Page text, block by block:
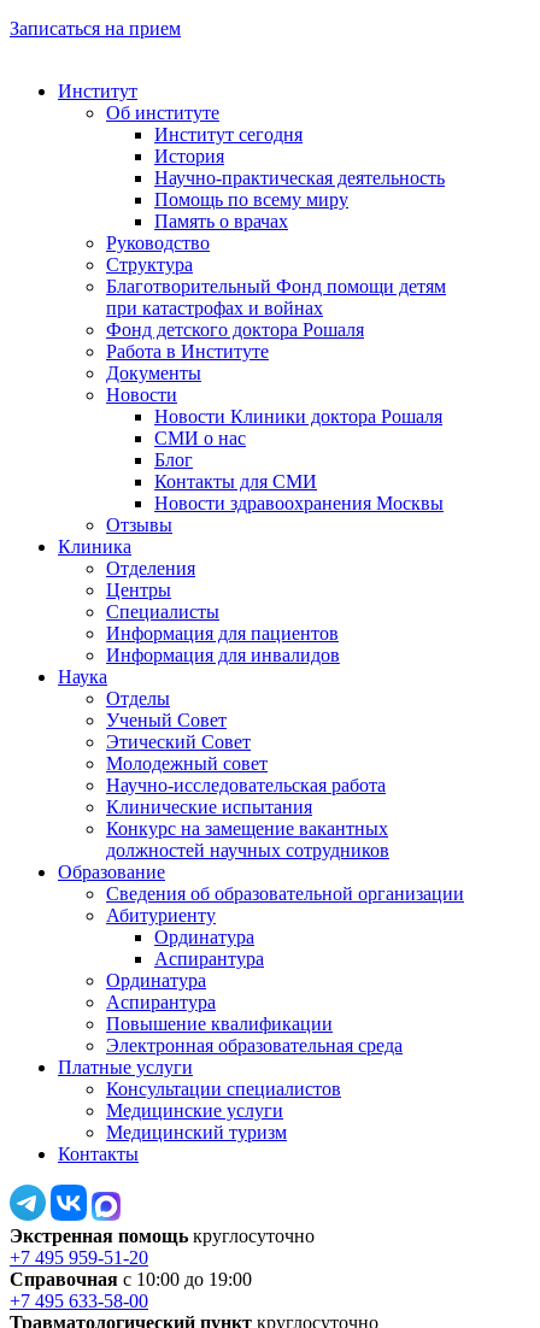
Записаться на прием
Институт
Об институте
Институт сегодня
История
Научно-практическая деятельность
Помощь по всему миру
Память о врачах
Руководство
Структура
Благотворительный Фонд помощи детям
при катастрофах и войнах
Фонд детского доктора Рошаля
Работа в Институте
Документы
Новости
Новости Клиники доктора Рошаля
СМИ о нас
Блог
Контакты для СМИ
Новости здравоохранения Москвы
Отзывы
Клиника
Отделения
Центры
Специалисты
Информация для пациентов
Информация для инвалидов
Наука
Отделы
Ученый Совет
Этический Совет
Молодежный совет
Научно-исследовательская работа
Клинические испытания
Конкурс на замещение вакантных
должностей научных сотрудников
Образование
Сведения об образовательной организации
Абитуриенту
Ординатура
Аспирантура
Ординатура
Аспирантура
Повышение квалификации
Электронная образовательная среда
Платные услуги
Консультации специалистов
Медицинские услуги
Медицинский туризм
Контакты
Экстренная помощь круглосуточно
+7 495 959-51-20
Справочная с 10:00 до 19:00
+7 495 633-58-00
Травматологический пункт круглосуточно